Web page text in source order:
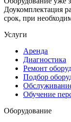
Доукомплектация
срок, при
Услуги
Аренда
Диагностика
Ремонт
Подбор
Обучение
Оборудование